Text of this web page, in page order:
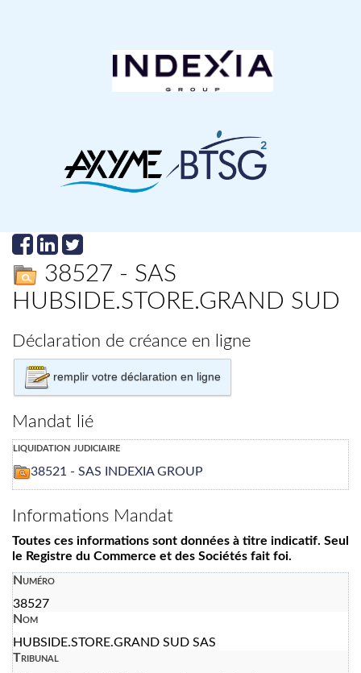
38527 - SAS
HUBSIDE.STORE.GRAND SUD
Déclaration de créance en ligne
remplir votre déclaration en ligne
Mandat lié
liquidation judiciaire
38521 - SAS INDEXIA GROUP
Informations Mandat
Toutes ces informations sont données à titre indicatif. Seul
le Registre du Commerce et des Sociétés fait foi.
Numéro
38527
Nom
HUBSIDE.STORE.GRAND SUD SAS
Tribunal